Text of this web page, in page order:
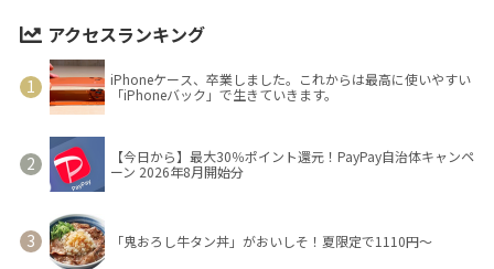
アクセスランキング
iPhoneケース、卒業しました。これからは最高に使いやすい
「iPhoneバック」で生きていきます。
【今日から】最大30％ポイント還元！PayPay自治体キャンペ
ーン 2026年8月開始分
「鬼おろし牛タン丼」がおいしそ！夏限定で1110円～